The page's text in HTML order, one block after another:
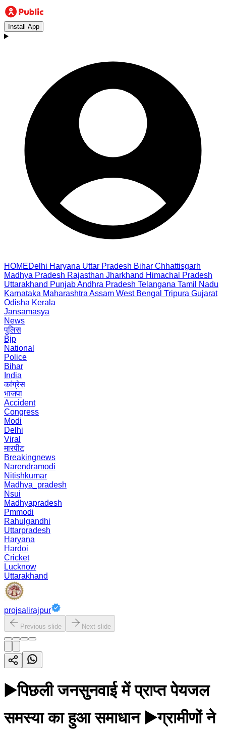
Install App
HOMEDelhi Haryana Uttar Pradesh Bihar Chhattisgarh
Madhya Pradesh Rajasthan Jharkhand Himachal Pradesh
Uttarakhand PunjabAndhra Pradesh Telangana Tamil Nadu
Karnataka Maharashtra Assam West Bengal Tripura Gujarat
Odisha Kerala
Jansamasya
News
पुलिस
Bjp
National
Police
Bihar
India
कांग्रेस
भाजपा
Accident
Congress
Modi
Delhi
Viral
मारपीट
Breakingnews
Narendramodi
Nitishkumar
Madhya_pradesh
Nsui
Madhyapradesh
Pmmodi
Rahulgandhi
Uttarpradesh
Haryana
Hardoi
Cricket
Lucknow
Uttarakhand
projsalirajpur
Previous slide Next slide
▶️पिछली जनसुनवाई में प्राप्त पेयजल
समस्या का हुआ समाधान ▶️ग्रामीणों ने